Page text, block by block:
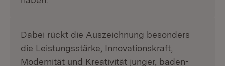
Dabei rückt die Auszeichnung besonders
die Leistungsstärke, Innovationskraft,
Modernität und Kreativität junger, baden-